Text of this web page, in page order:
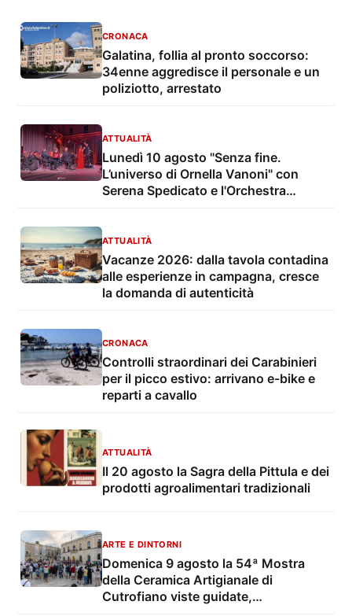
CRONACA
Galatina, follia al pronto soccorso:
34enne aggredisce il personale e un
poliziotto, arrestato
ATTUALITÀ
Lunedì 10 agosto "Senza fine.
L’universo di Ornella Vanoni" con
Serena Spedicato e l'Orchestra
ATTUALITÀ
Vacanze 2026: dalla tavola contadina
alle esperienze in campagna, cresce
la domanda di autenticità
CRONACA
Controlli straordinari dei Carabinieri
per il picco estivo: arrivano e-bike e
reparti a cavallo
ATTUALITÀ
Il 20 agosto la Sagra della Pittula e dei
prodotti agroalimentari tradizionali
ARTE E DINTORNI
Domenica 9 agosto la 54ª Mostra
della Ceramica Artigianale di
Cutrofiano viste guidate,